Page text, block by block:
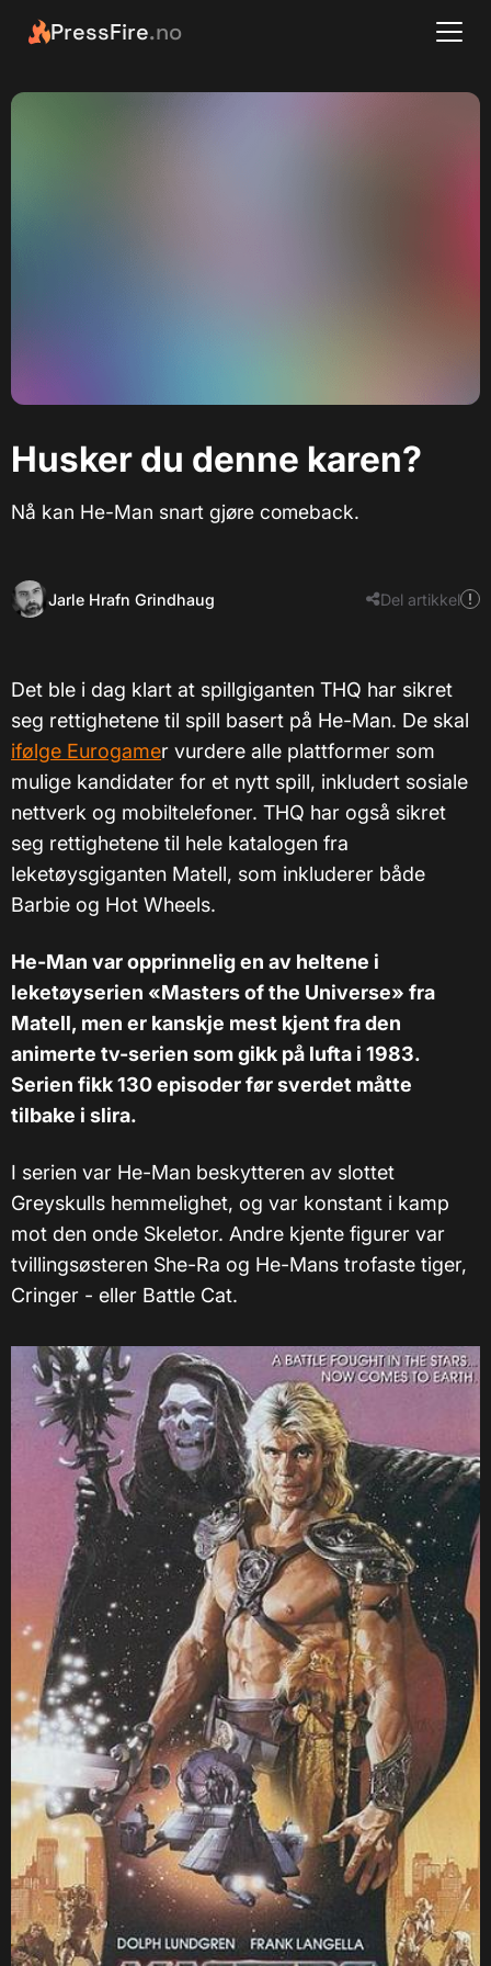
PressFire.no
Husker du denne karen?
Nå kan He-Man snart gjøre comeback.
Jarle Hrafn Grindhaug Del artikkel
Det ble i dag klart at spillgiganten THQ har sikret
seg rettighetene til spill basert på He-Man. De skal
ifølge Eurogamer vurdere alle plattformer som
mulige kandidater for et nytt spill, inkludert sosiale
nettverk og mobiltelefoner. THQ har også sikret
seg rettighetene til hele katalogen fra
leketøysgiganten Matell, som inkluderer både
Barbie og Hot Wheels.
He-Man var opprinnelig en av heltene i
leketøyserien «Masters of the Universe» fra
Matell, men er kanskje mest kjent fra den
animerte tv-serien som gikk på lufta i 1983.
Serien fikk 130 episoder før sverdet måtte
tilbake i slira.
I serien var He-Man beskytteren av slottet
Greyskulls hemmelighet, og var konstant i kamp
mot den onde Skeletor. Andre kjente figurer var
tvillingsøsteren She-Ra og He-Mans trofaste tiger,
Cringer - eller Battle Cat.